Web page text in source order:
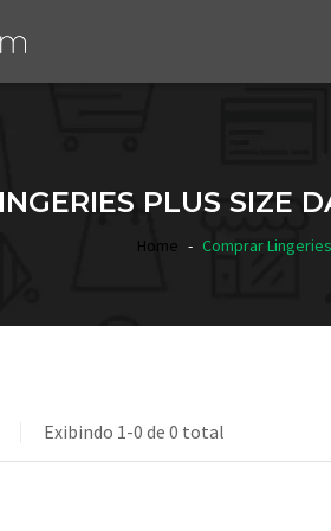
PLUS SIZE
Home Comprar
Exibindo 1-0 de 0 total